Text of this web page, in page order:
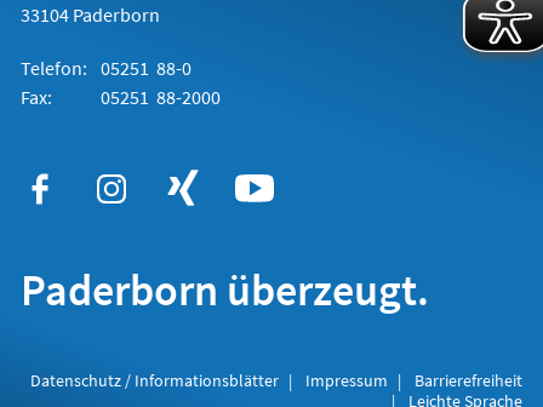
33104 Paderborn
Telefon: 05251 88-0
Fax:
05251 88-2000
Paderborn überzeugt.
Datenschutz / Informationsblätter Impressum
Barrierefreiheit
Leichte Sprache